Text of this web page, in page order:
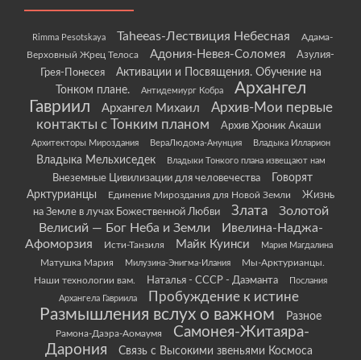
Rimma Pesotskaya Taheeas-Лествиция Небесная
Адама-
Верховный Жрец Телоса
Адония-Невея-Соломея
Азулия-
Грея-Понесея
Активации и Посвящения. Обучение на
Тонком плане.
Антидемиург Кобра
Архангел
Гавриил
Архангел Михаил
Архив-Мои первые
контакты с Тонким планом
Архив Хроник Акаши
Архитекторы Мироздания ВераЛюдома-Анунция Владыка Илларион
Владыка Мельхиседек Владыки Тонкого плана извещают нам
Внеземные Цивилизации для человечества
Говорят
Арктурианцы
Единение Мироздания для Новой Земли
Жизнь
на Земле в лучах Божественной Любви
Злата
Золотой
Велисий — Бог Неба и Земли
Ивелина-Наджа-
Афоморзия
Исти-Танзиля Майк Куинси Мария Магдалина
Матушка Мария Милузина-Энигма-Илания
Мы-Арктурианцы.
Наши технологии вам.
Наталья - СССР - Даэманта
Послания
Архангела Гавриила
Пробуждение к истине
Размышления вслух о важном Разное
Рамона-Даэра-Аомаумя
Самонея-Житаяра-
Дарония
Связь с Высокими звеньями Космоса